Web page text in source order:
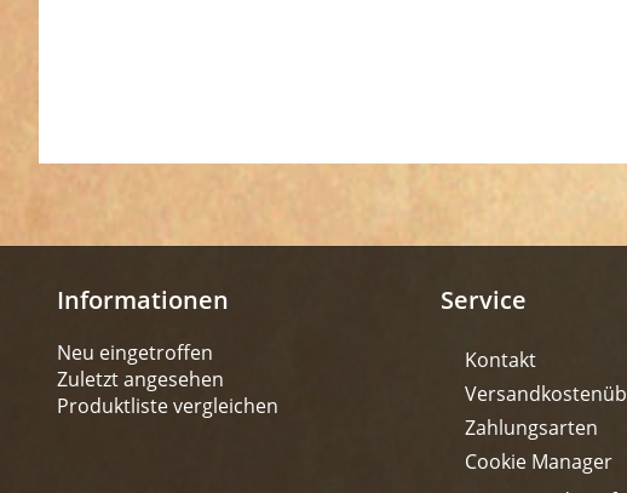
Informationen
Neu eingetroffen
Zuletzt angesehen
Produktliste vergleichen
Service
Kontakt
Zahlungsarten
Cookie Manager